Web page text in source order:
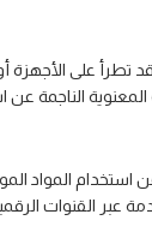
تطرأ على
المعنوية
المواد
عبر القنوات